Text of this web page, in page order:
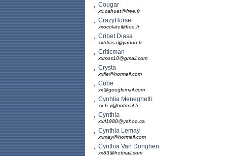
Cougar
xx.cahuet@free.fr
CrazyHorse
xxocolate@free.fr
Cribet Diasa
xxtdiasa@yahoo.fr
Criticman
xxmos10@gmail.com
Crysta
xxfie@hotmail.com
Cube
xx@googlemail.com
Cynhtia Meneghetti
xx.b.y@hotmail.fr
Cynthia
xxrl1980@yahoo.ca
Cynthia Lemay
xxmay@hotmail.com
Cynthia Van Donghen
xx83@hotmail.com